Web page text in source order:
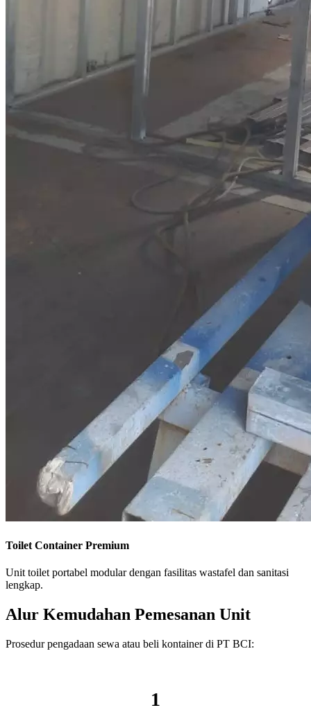
Toilet Container Premium
Unit toilet portabel modular dengan fasilitas wastafel dan sanitasi
lengkap.
Alur Kemudahan Pemesanan Unit
Prosedur pengadaan sewa atau beli kontainer di PT BCI:
1